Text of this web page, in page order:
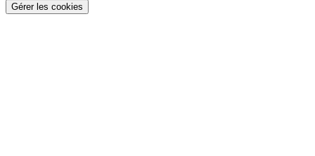
Gérer les cookies